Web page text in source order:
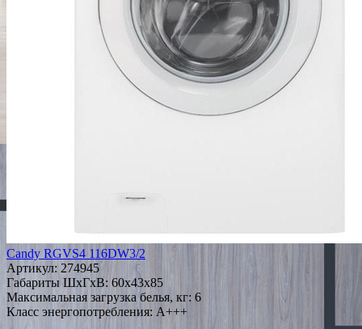
Candy RGVS4 116DW3/2
Артикул: 274945
Габариты ШxГxВ: 60x43x85
Максимальная загрузка белья, кг: 6
Класс энергопотребления: A+++